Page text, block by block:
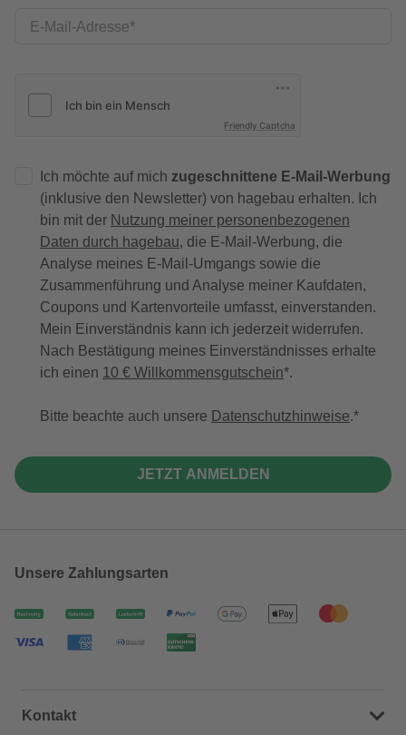
E-Mail-Adresse
Friendly Captcha
Ich möchte auf mich zugeschnittene E-Mail-Werbung
(inklusive den Newsletter) von hagebau erhalten. Ich
bin mit der Nutzung meiner personenbezogenen
Daten durch hagebau, die E-Mail-Werbung, die
Analyse meines E-Mail-Umgangs sowie die
Zusammenführung und Analyse meiner Kaufdaten,
Coupons und Kartenvorteile umfasst, einverstanden.
Mein Einverständnis kann ich jederzeit widerrufen.
Nach Bestätigung meines Einverständnisses erhalte
ich einen 10 € Willkommensgutschein*.
Bitte beachte auch unsere Datenschutzhinweise.
JETZT ANMELDEN
Unsere Zahlungsarten
Kontakt